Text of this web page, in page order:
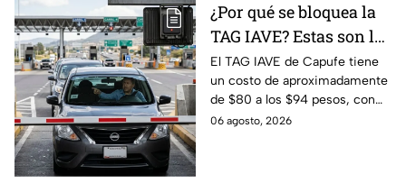
¿Por qué se bloquea la
TAG IAVE? Estas son las
razones por las que no
pasa en la caseta
El TAG IAVE de Capufe tiene
un costo de aproximadamente
de $80 a los $94 pesos, con
IVA incluido; te compartimos
06 agosto, 2026